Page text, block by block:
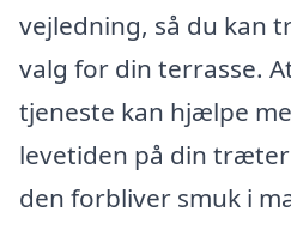
vejledning, så du kan
valg for din terrasse.
tjeneste kan hjælpe
levetiden på din
den forbliver smuk i